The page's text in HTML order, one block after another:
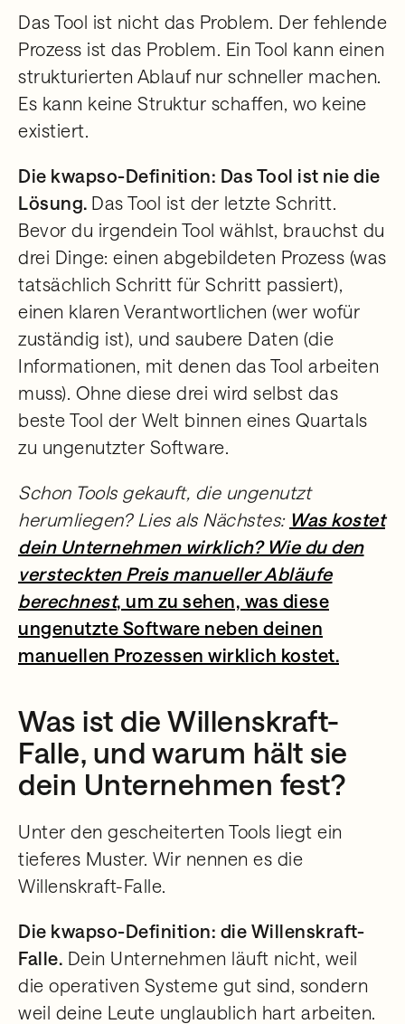
Das Tool ist nicht das Problem. Der fehlende
Prozess ist das Problem. Ein Tool kann einen
strukturierten Ablauf nur schneller machen.
Es kann keine Struktur schaffen, wo keine
existiert.
Die kwapso-Definition: Das Tool ist nie die
Lösung. Das Tool ist der letzte Schritt.
Bevor du irgendein Tool wählst, brauchst du
drei Dinge: einen abgebildeten Prozess (was
tatsächlich Schritt für Schritt passiert),
einen klaren Verantwortlichen (wer wofür
zuständig ist), und saubere Daten (die
Informationen, mit denen das Tool arbeiten
muss). Ohne diese drei wird selbst das
beste Tool der Welt binnen eines Quartals
zu ungenutzter Software.
Schon Tools gekauft, die ungenutzt
herumliegen? Lies als Nächstes: Was kostet
dein Unternehmen wirklich? Wie du den
versteckten Preis manueller Abläufe
berechnest, um zu sehen, was diese
ungenutzte Software neben deinen
manuellen Prozessen wirklich kostet.
Was ist die Willenskraft-
Falle, und warum hält sie
dein Unternehmen fest?
Unter den gescheiterten Tools liegt ein
tieferes Muster. Wir nennen es die
Willenskraft-Falle.
Die kwapso-Definition: die Willenskraft-
Falle. Dein Unternehmen läuft nicht, weil
die operativen Systeme gut sind, sondern
weil deine Leute unglaublich hart arbeiten.